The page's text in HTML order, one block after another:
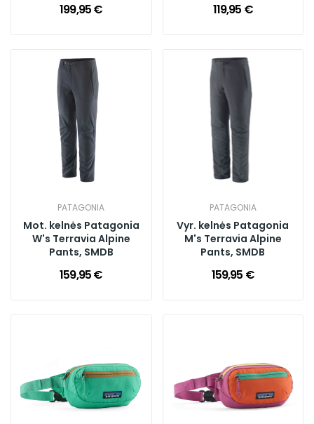
199,95 € 119,95 €
PATAGONIA
Mot. kelnės Patagonia
W's Terravia Alpine
Pants, SMDB
159,95 €
PATAGONIA
Vyr. kelnės Patagonia
M's Terravia Alpine
Pants, SMDB
159,95 €